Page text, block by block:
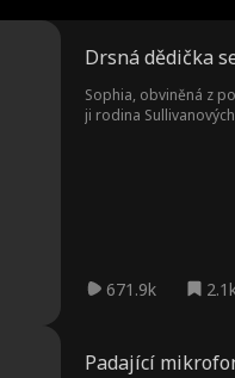
Drsná dědička
Sophia, obviněná z
ji rodina
671.9k
Padající